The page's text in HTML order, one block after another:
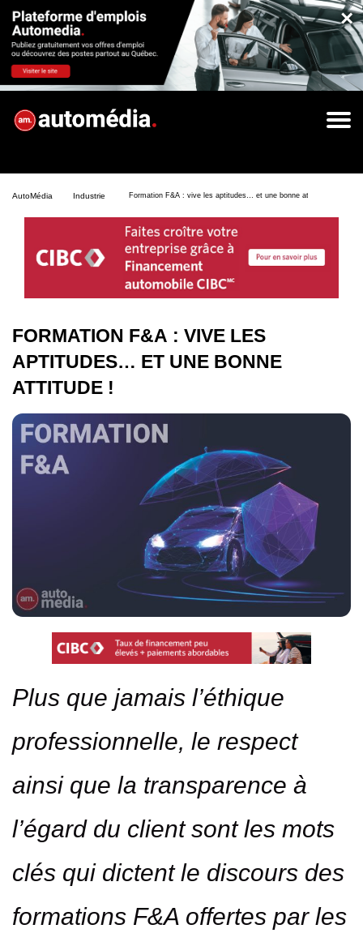
×
AutoMédia Industrie Formation F&A : vive les aptitudes… et une bonne attitude !
FORMATION F&A : VIVE LES
APTITUDES… ET UNE BONNE
ATTITUDE !
Plus que jamais l’éthique
professionnelle, le respect
ainsi que la transparence à
l’égard du client sont les mots
clés qui dictent le discours des
formations F&A offertes par les